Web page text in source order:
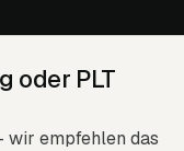
oder PLT
wir empfehlen das